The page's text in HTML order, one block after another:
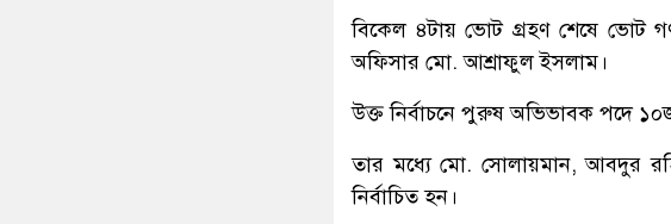
বিকেল ৪টায় ভোট গ্রহণ শেষে ভোট
অফিসার মো. আশ্রাফুল ইসলাম।
উক্ত নির্বাচনে পুরুষ অভিভাবক পদে
তার মধ্যে মো. সোলায়মান, আবদুর
নির্বাচিত হন।